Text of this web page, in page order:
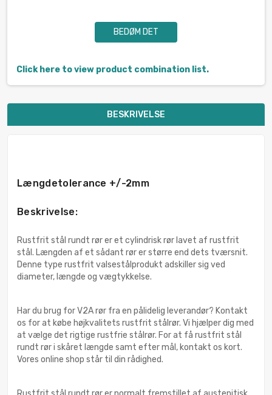
BEDØM DET
Click here to view product combination list.
BESKRIVELSE
Længdetolerance +/-2mm
Beskrivelse:
Rustfrit stål rundt rør er et cylindrisk rør lavet af rustfrit
stål. Længden af et sådant rør er større end dets tværsnit.
Denne type rustfrit valsestålprodukt adskiller sig ved
diameter, længde og vægtykkelse.
Har du brug for V2A rør fra en pålidelig leverandør? Kontakt
os for at købe højkvalitets rustfrit stålrør. Vi hjælper dig med
at vælge det rigtige rustfrie stålrør. For at få rustfrit stål
rundt rør i skåret længde samt efter mål, kontakt os kort.
Vores online shop står til din rådighed.